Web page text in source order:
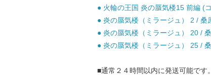
● 火輪の王国 炎の蜃気楼15 前編 (
● 炎の蜃気楼（ミラージュ） 2 / 桑
● 炎の蜃気楼（ミラージュ） 20 /
● 炎の蜃気楼（ミラージュ） 25 /
■通常２４時間以内に発送可能です。